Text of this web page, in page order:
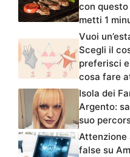
con
metti 1
Vuoi
Scegli il
preferisci
cosa fare
Isola dei
Argento:
suo
Attenzione
false su